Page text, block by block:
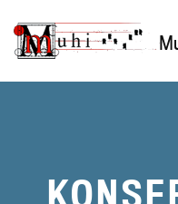
sisältöön